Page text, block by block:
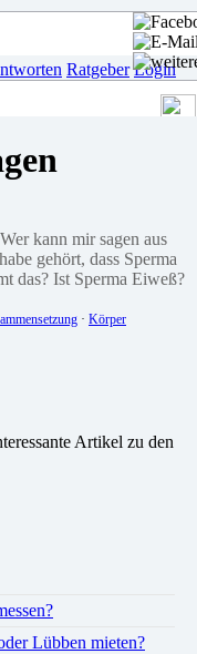
Ratgeber Login
kann mir sagen aus
gehört, dass Sperma
das? Ist Sperma Eiweß?
· Körper
Artikel zu den
Lübben mieten?